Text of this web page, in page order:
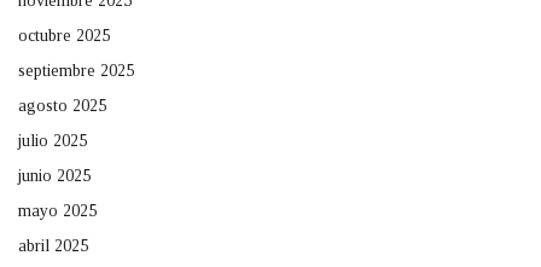
octubre 2025
septiembre 2025
agosto 2025
julio 2025
junio 2025
mayo 2025
abril 2025